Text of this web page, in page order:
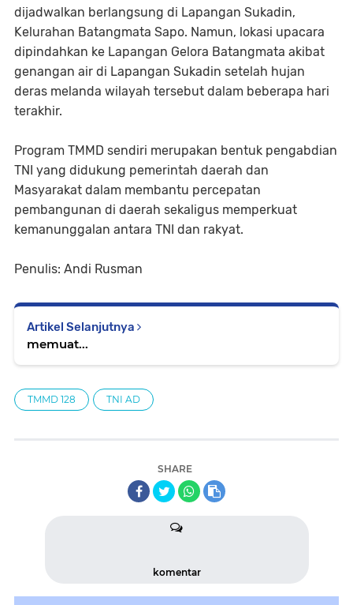
dijadwalkan berlangsung di Lapangan Sukadin,
Kelurahan Batangmata Sapo. Namun, lokasi upacara
dipindahkan ke Lapangan Gelora Batangmata akibat
genangan air di Lapangan Sukadin setelah hujan
deras melanda wilayah tersebut dalam beberapa hari
terakhir.
Program TMMD sendiri merupakan bentuk pengabdian
TNI yang didukung pemerintah daerah dan
Masyarakat dalam membantu percepatan
pembangunan di daerah sekaligus memperkuat
kemanunggalan antara TNI dan rakyat.
Penulis: Andi Rusman
Artikel Selanjutnya
memuat...
TMMD 128 TNI AD
SHARE
komentar